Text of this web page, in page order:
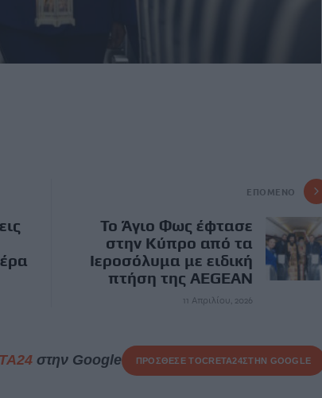
ΕΠΌΜΕΝΟ
Το Άγιο Φως έφτασε
στην Κύπρο από τα
Ιεροσόλυμα με ειδική
πτήση της AEGEAN
11 Απριλίου, 2026
στην Google ΠΡΟΣΘΕΣΕ ΤΟCRETA24ΣΤΗΝ GOOGLE